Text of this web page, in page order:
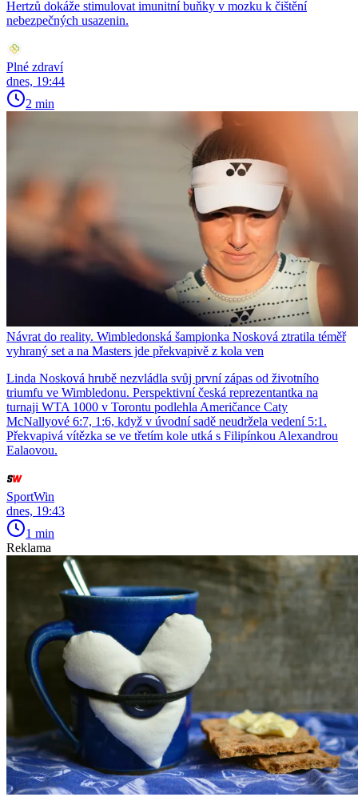
Hertzů dokáže stimulovat imunitní buňky v mozku k čištění
nebezpečných usazenin.
Plné zdraví
dnes, 19:44
2 min
Návrat do reality. Wimbledonská šampionka Nosková ztratila téměř
vyhraný set a na Masters jde překvapivě z kola ven
Linda Nosková hrubě nezvládla svůj první zápas od životního
triumfu ve Wimbledonu. Perspektivní česká reprezentantka na
turnaji WTA 1000 v Torontu podlehla Američance Caty
McNallyové 6:7, 1:6, když v úvodní sadě neudržela vedení 5:1.
Překvapivá vítězka se ve třetím kole utká s Filipínkou Alexandrou
Ealaovou.
SportWin
dnes, 19:43
1 min
Reklama